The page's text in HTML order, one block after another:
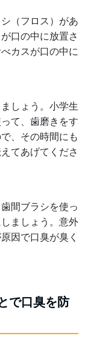
（フロス）があ
口の中に放置さ
カスが口の中に
しょう。小学生
て、歯磨きをす
、その時間にも
てあげてくださ
間ブラシを使っ
ましょう。意外
因で口臭が臭く
で口臭を防